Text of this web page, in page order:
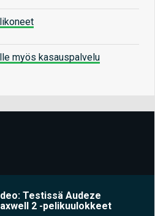
myös kasauspalvelu
Testissä Audeze
2 -pelikuulokkeet